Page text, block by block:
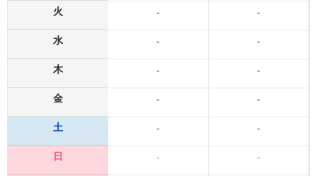
火
水
木
金
土
日
-
-
-
-
-
-
-
-
-
-
-
-